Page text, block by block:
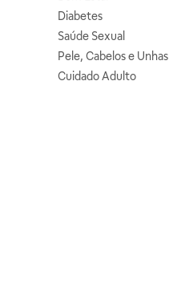
Diabetes
Saúde Sexual
Pele, Cabelos e Unhas
Cuidado Adulto